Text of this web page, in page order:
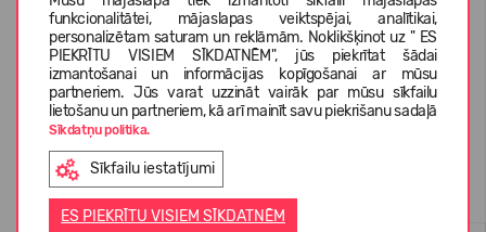
funkcionalitātei, mājaslapas veiktspējai, analītikai,
personalizētam saturam un reklāmām. Noklikšķinot uz " ES
PIEKRĪTU VISIEM SĪKDATNĒM", jūs piekrītat šādai
izmantošanai un informācijas kopīgošanai ar mūsu
partneriem. Jūs varat uzzināt vairāk par mūsu sīkfailu
lietošanu un partneriem, kā arī mainīt savu piekrišanu sadaļā
Sīkdatņu politika.
Sīkfailu iestatījumi
ES PIEKRĪTU VISIEM SĪKDATNĒM
KLIENTU ATSAUKSMES (0)
Līdzīgas preces